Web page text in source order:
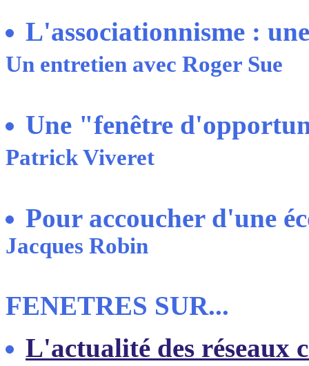
L'associationnisme :
Un entretien avec Roger Sue
Une "fenêtre
Patrick Viveret
Pour accoucher d'une
Jacques Robin
FENETRES SUR...
L'actualité des réseaux